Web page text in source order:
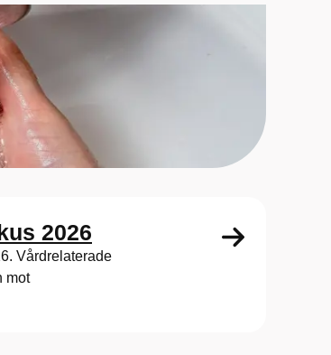
2026
Vårdrelaterade
mot